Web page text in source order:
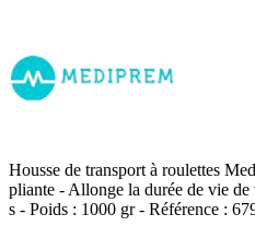
Housse de transport à roulettes
pliante - Allonge la durée de vie
s - Poids : 1000 gr - Référence :